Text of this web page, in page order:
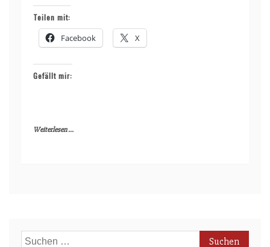
Teilen mit:
Facebook X
Gefällt mir:
Weiterlesen ...
Suchen